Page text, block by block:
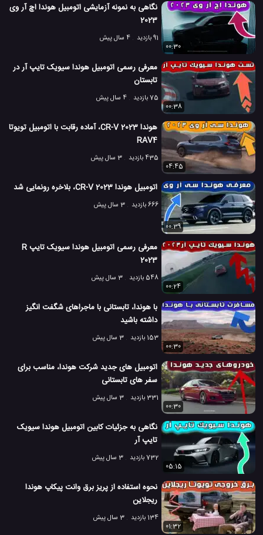
نگاهی به نمونه آزمایشی اتومبیل هوندا اچ آر وی
2023
91 بازدید
4 سال پیش
00:30
معرفی رسمی اتومبیل هوندا سیویک تایپ آر در
تابستان
75 بازدید
4 سال پیش
00:38
هوندا CR-V 2023، آماده رقابت با اتومبیل تویوتا
RAV4
435 بازدید
3 سال پیش
04:45
اتومبیل هوندا CR-V 2023، بلاخره رونمایی شد
666 بازدید 3 سال پیش
00:39
معرفی رسمی اتومبیل هوندا سیویک تایپ R
2023
548 بازدید
3 سال پیش
00:24
با هوندا، تابستانی با ماجراهای شگفت انگیز
داشته باشید
153 بازدید
3 سال پیش
00:30
اتومبیل های جدید شرکت هوندا، مناسب برای
سفر های تابستانی
331 بازدید
3 سال پیش
00:30
نگاهی به جزئیات کابین اتومبیل هوندا سیویک
تایپ آر
732 بازدید
3 سال پیش
05:15
نحوه استفاده از پریز برق وانت پیکاپ هوندا
ریجلاین
134 بازدید
3 سال پیش
01:32